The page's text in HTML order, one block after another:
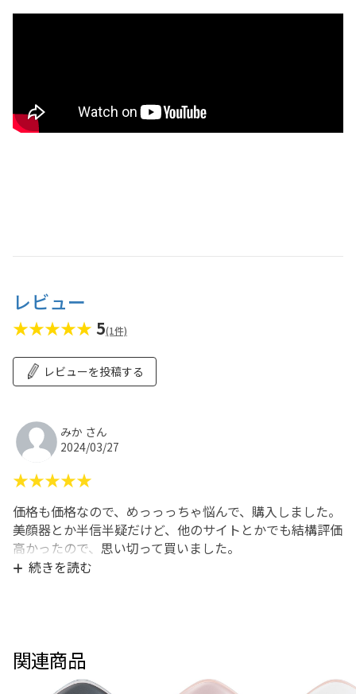
レビュー
★★★★★ 5(1件)
レビューを投稿する
みか さん
2024/03/27
★★★★★
価格も価格なので、めっっっちゃ悩んで、購入しました。
美顔器とか半信半疑だけど、他のサイトとかでも結構評価
高かったので、思い切って買いました。
本体は思ったよりおおきめ。
これなら家で手軽にできるし、サロンに頻繁に行けないか
ら良い。
続きを読む
関連商品